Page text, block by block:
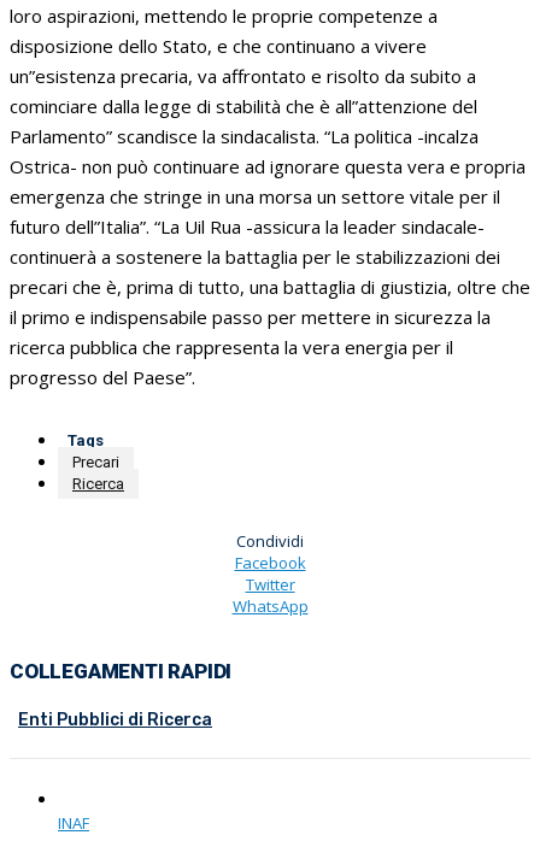
loro aspirazioni, mettendo le proprie competenze a
disposizione dello Stato, e che continuano a vivere
un”esistenza precaria, va affrontato e risolto da subito a
cominciare dalla legge di stabilità che è all”attenzione del
Parlamento” scandisce la sindacalista. “La politica -incalza
Ostrica- non può continuare ad ignorare questa vera e propria
emergenza che stringe in una morsa un settore vitale per il
futuro dell”Italia”. “La Uil Rua -assicura la leader sindacale-
continuerà a sostenere la battaglia per le stabilizzazioni dei
precari che è, prima di tutto, una battaglia di giustizia, oltre che
il primo e indispensabile passo per mettere in sicurezza la
ricerca pubblica che rappresenta la vera energia per il
progresso del Paese”.
Tags
Precari
Ricerca
Condividi
Facebook
Twitter
WhatsApp
COLLEGAMENTI RAPIDI
Enti Pubblici di Ricerca
INAF